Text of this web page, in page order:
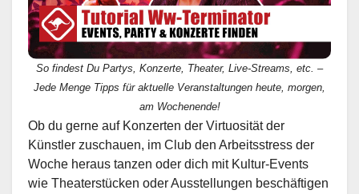
So findest Du Partys, Konzerte, Theater, Live-Streams, etc. –
Jede Menge Tipps für aktuelle Veranstaltungen heute, morgen,
am Wochenende!
Ob du gerne auf Konzerten der Virtuosität der
Künstler zuschauen, im Club den Arbeitsstress der
Woche heraus tanzen oder dich mit Kultur-Events
wie Theaterstücken oder Ausstellungen beschäftigen